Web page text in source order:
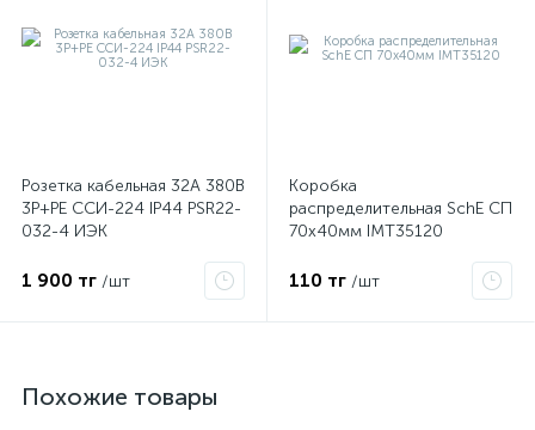
Розетка кабельная 32А 380В
3P+PЕ ССИ-224 IP44 PSR22-
032-4 ИЭК
1 900 тг /шт
Коробка
распределительная SchE СП
70х40мм IMT35120
110 тг /шт
Похожие товары